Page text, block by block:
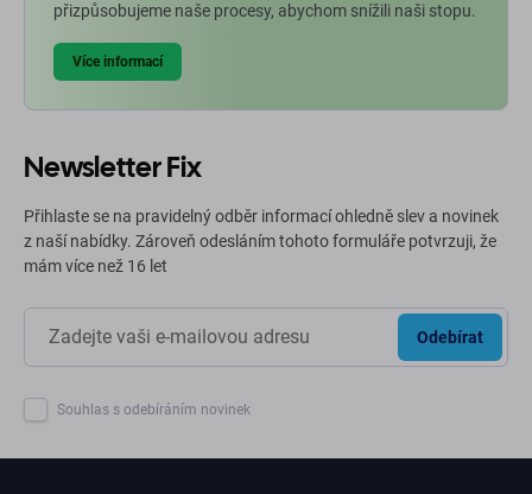
přizpůsobujeme naše procesy, abychom snížili naši stopu.
Více informací
Newsletter Fix
Přihlaste se na pravidelný odběr informací ohledně slev a novinek
z naší nabídky. Zároveň odesláním tohoto formuláře potvrzuji, že
mám více než 16 let
Odebírat
Souhlas s odebíráním novinek